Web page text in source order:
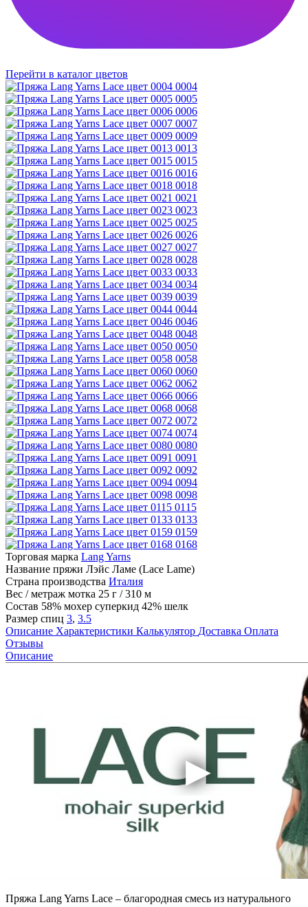
Перейти в каталог цветов
0004
0005
0006
0007
0009
0013
0015
0016
0018
0021
0023
0025
0026
0027
0028
0033
0034
0039
0044
0046
0048
0050
0058
0060
0062
0066
0068
0072
0074
0080
0091
0092
0094
0098
0115
0133
0159
0168
Торговая марка Lang Yarns
Название пряжи Лэйс Ламе (Lace Lame)
Страна производства Италия
Вес / метраж мотка 25 г / 310 м
Состав 58% мохер суперкид 42% шелк
Размер спиц 3, 3.5
Описание Характеристики Калькулятор Доставка Оплата
Отзывы
Описание
Пряжа Lang Yarns Lace – благородная смесь из натурального